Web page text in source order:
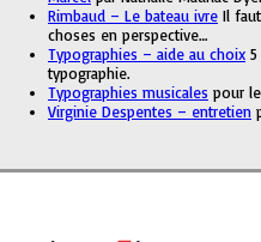
Rimbaud – Le bateau ivre Il
choses en perspective…
Typographies – aide au choix
typographie.
Typographies musicales pour
Virginie Despentes – entretien